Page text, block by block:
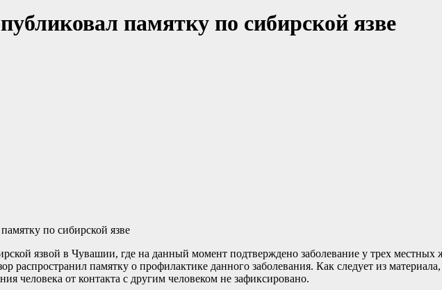
памятку по сибирской язве
язвой в Чувашии, где на данный момент подтверждено заболевание у трех
распространил памятку о профилактике данного заболевания. Как следует из
человека от контакта с другим человеком не зафиксировано.